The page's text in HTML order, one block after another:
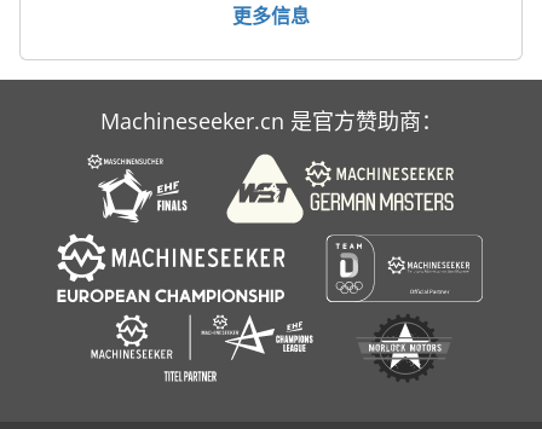
更多信息
Machineseeker.cn 是官方赞助商：